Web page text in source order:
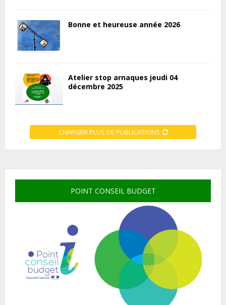
Bonne et heureuse année 2026
Atelier stop arnaques jeudi 04
décembre 2025
CHARGER PLUS DE PUBLICATIONS
POINT CONSEIL BUDGET